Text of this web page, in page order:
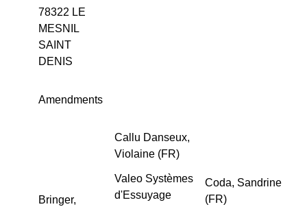
78322 LE
MESNIL
SAINT
DENIS
Amendments
Bringer,
Callu Danseux,
Violaine (FR)
Valeo Systèmes
d'Essuyage
Coda, Sandrine
(FR)